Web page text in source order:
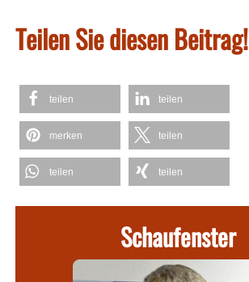
Teilen Sie diesen Beitrag!
teilen teilen
merken teilen
teilen teilen
Schaufenster